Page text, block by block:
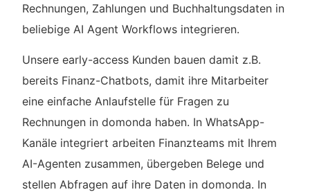
Rechnungen, Zahlungen und Buchhaltungsdaten in
beliebige AI Agent Workflows integrieren.
Unsere early-access Kunden bauen damit z.B.
bereits Finanz-Chatbots, damit ihre Mitarbeiter
eine einfache Anlaufstelle für Fragen zu
Rechnungen in domonda haben. In WhatsApp-
Kanäle integriert arbeiten Finanzteams mit Ihrem
AI-Agenten zusammen, übergeben Belege und
stellen Abfragen auf ihre Daten in domonda. In